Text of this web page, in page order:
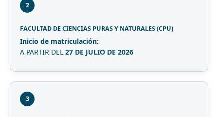
2
FACULTAD DE CIENCIAS PURAS Y NATURALES (CPU)
Inicio de matriculación:
A PARTIR DEL 27 DE JULIO DE 2026
3